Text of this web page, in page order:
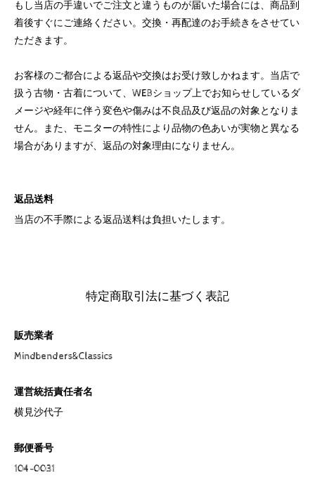
もし当店の手違いでご注文と違うものが届いた場合には、商品到
着後すぐにご連絡ください。交換・再配達のお手続きをさせてい
ただきます。
お客様のご都合による返品や交換はお受け致しかねます。当店で
扱う古物・古着について、WEBショップ上でお知らせしているダ
メージや経年に伴う変色や傷みは不良品及び返品の対象となりま
せん。また、モニターの特性により品物の色あいが実物と異なる
場合がありますが、返品の対象理由になりません。
返品送料
当店の不手際による返品送料は負担いたします。
特定商取引法に基づく表記
販売業者
Mindbenders&Classics
運営統括責任者名
横見沙代子
郵便番号
104-0031